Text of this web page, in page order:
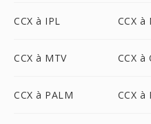
CCX à IPL CCX à
CCX à MTV CCX à
CCX à PALM CCX à